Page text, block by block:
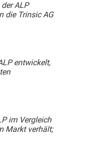
ALP
die Trinsic AG
entwickelt,
im Vergleich
Markt verhält;